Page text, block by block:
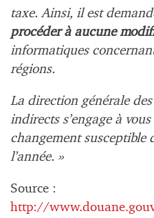
taxe. Ainsi, il est
procéder à aucune
informatiques
régions.
La direction générale
indirects s’engage à
changement susceptible
l’année. »
Source :
http://